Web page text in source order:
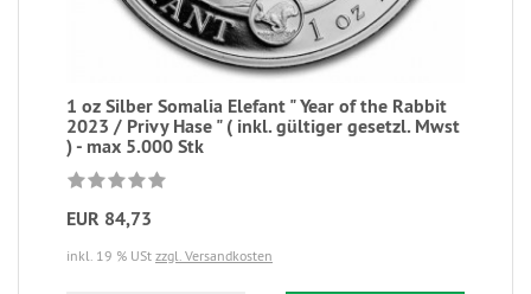
1 oz Silber Somalia Elefant " Year of the Rabbit
2023 / Privy Hase " ( inkl. gültiger gesetzl. Mwst
) - max 5.000 Stk
EUR 84,73
inkl. 19 % USt zzgl. Versandkosten